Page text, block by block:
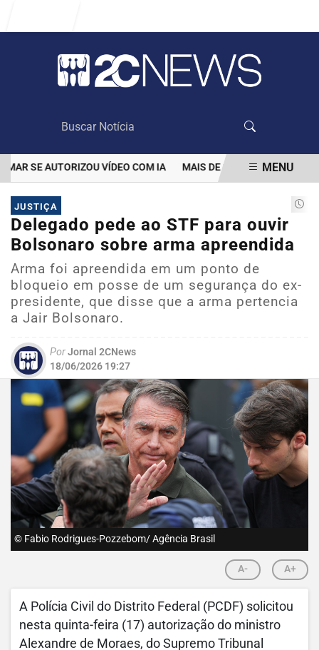
SE AUTORIZOU VÍDEO COM IA MAIS DE 100 MIL CLIENTES
EM ALTA
MENU
JUSTIÇA
Delegado pede ao STF para ouvir
Bolsonaro sobre arma apreendida
Arma foi apreendida em um ponto de
bloqueio em posse de um segurança do ex-
presidente, que disse que a arma pertencia
a Jair Bolsonaro.
PorJornal 2CNews
18/06/2026 19:27
© Fabio Rodrigues-Pozzebom/ Agência Brasil
A- A+
A Polícia Civil do Distrito Federal (PCDF) solicitou
nesta quinta-feira (17) autorização do ministro
Alexandre de Moraes, do Supremo Tribunal